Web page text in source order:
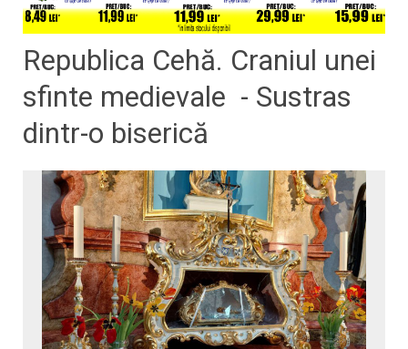
Republica Cehă. Craniul unei
sfinte medievale - Sustras
dintr-o biserică